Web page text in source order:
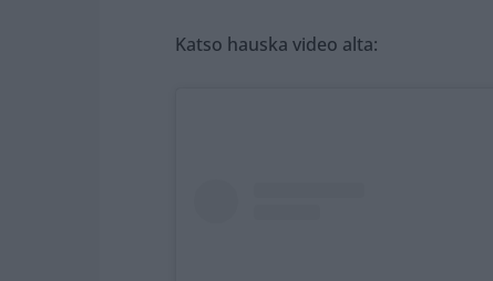
Katso hauska video alta: